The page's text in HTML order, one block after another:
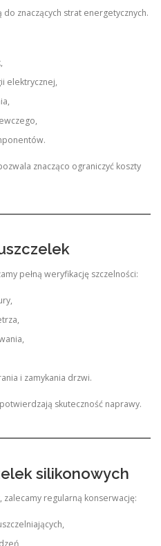
znaczących strat energetycznych.
elektrycznej,
znacząco ograniczyć koszty
pełną weryfikację szczelności:
i zamykania drzwi.
skuteczność naprawy.
silikonowych
zalecamy regularną konserwację: